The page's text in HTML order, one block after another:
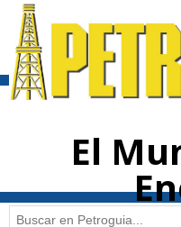
El
Buscar